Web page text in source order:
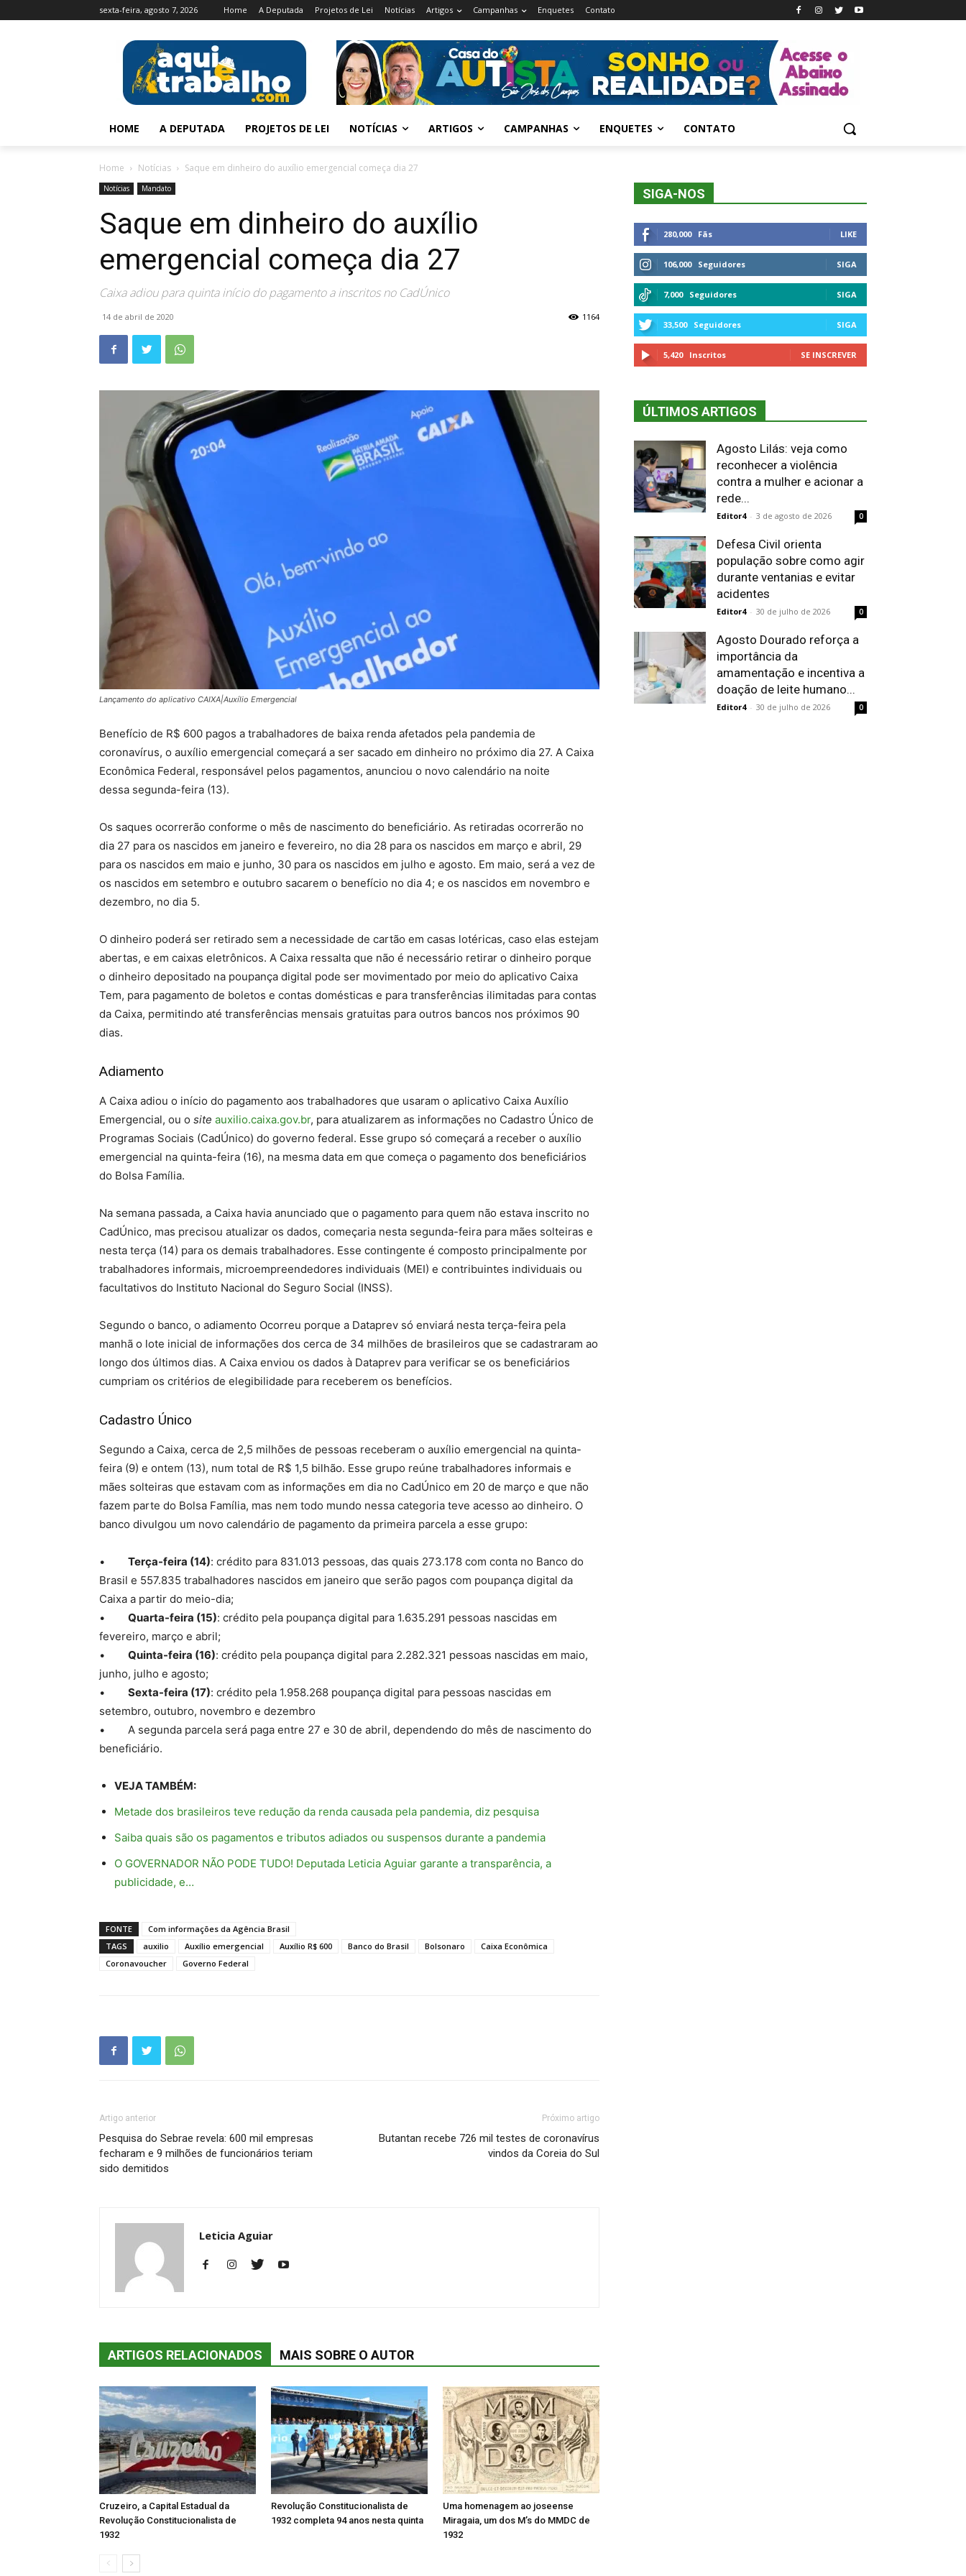
sexta-feira, agosto 7, 2026 Home A Deputada Projetos de Lei Notícias Artigos Campanhas Enquetes Contato
HOME A DEPUTADA PROJETOS DE LEI NOTÍCIAS ARTIGOS CAMPANHAS ENQUETES CONTATO
Home Notícias Saque em dinheiro do auxílio emergencial começa dia 27
Notícias Mandato
Saque em dinheiro do auxílio
emergencial começa dia 27
Caixa adiou para quinta início do pagamento a inscritos no CadÚnico
14 de abril de 2020 1164
Lançamento do aplicativo CAIXA|Auxílio Emergencial
Benefício de R$ 600 pagos a trabalhadores de baixa renda afetados pela pandemia de
coronavírus, o auxílio emergencial começará a ser sacado em dinheiro no próximo dia 27. A Caixa
Econômica Federal, responsável pelos pagamentos, anunciou o novo calendário na noite
dessa segunda-feira (13).
Os saques ocorrerão conforme o mês de nascimento do beneficiário. As retiradas ocorrerão no
dia 27 para os nascidos em janeiro e fevereiro, no dia 28 para os nascidos em março e abril, 29
para os nascidos em maio e junho, 30 para os nascidos em julho e agosto. Em maio, será a vez de
os nascidos em setembro e outubro sacarem o benefício no dia 4; e os nascidos em novembro e
dezembro, no dia 5.
O dinheiro poderá ser retirado sem a necessidade de cartão em casas lotéricas, caso elas estejam
abertas, e em caixas eletrônicos. A Caixa ressalta que não é necessário retirar o dinheiro porque
o dinheiro depositado na poupança digital pode ser movimentado por meio do aplicativo Caixa
Tem, para pagamento de boletos e contas domésticas e para transferências ilimitadas para contas
da Caixa, permitindo até transferências mensais gratuitas para outros bancos nos próximos 90
dias.
Adiamento
A Caixa adiou o início do pagamento aos trabalhadores que usaram o aplicativo Caixa Auxílio
Emergencial, ou o site auxilio.caixa.gov.br, para atualizarem as informações no Cadastro Único de
Programas Sociais (CadÚnico) do governo federal. Esse grupo só começará a receber o auxílio
emergencial na quinta-feira (16), na mesma data em que começa o pagamento dos beneficiários
do Bolsa Família.
Na semana passada, a Caixa havia anunciado que o pagamento para quem não estava inscrito no
CadÚnico, mas precisou atualizar os dados, começaria nesta segunda-feira para mães solteiras e
nesta terça (14) para os demais trabalhadores. Esse contingente é composto principalmente por
trabalhadores informais, microempreendedores individuais (MEI) e contribuintes individuais ou
facultativos do Instituto Nacional do Seguro Social (INSS).
Segundo o banco, o adiamento Ocorreu porque a Dataprev só enviará nesta terça-feira pela
manhã o lote inicial de informações dos cerca de 34 milhões de brasileiros que se cadastraram ao
longo dos últimos dias. A Caixa enviou os dados à Dataprev para verificar se os beneficiários
cumpriam os critérios de elegibilidade para receberem os benefícios.
Cadastro Único
Segundo a Caixa, cerca de 2,5 milhões de pessoas receberam o auxílio emergencial na quinta-
feira (9) e ontem (13), num total de R$ 1,5 bilhão. Esse grupo reúne trabalhadores informais e
mães solteiras que estavam com as informações em dia no CadÚnico em 20 de março e que não
fazem parte do Bolsa Família, mas nem todo mundo nessa categoria teve acesso ao dinheiro. O
banco divulgou um novo calendário de pagamento da primeira parcela a esse grupo:
• Terça-feira (14): crédito para 831.013 pessoas, das quais 273.178 com conta no Banco do
Brasil e 557.835 trabalhadores nascidos em janeiro que serão pagos com poupança digital da
Caixa a partir do meio-dia;
• Quarta-feira (15): crédito pela poupança digital para 1.635.291 pessoas nascidas em
fevereiro, março e abril;
• Quinta-feira (16): crédito pela poupança digital para 2.282.321 pessoas nascidas em maio,
junho, julho e agosto;
• Sexta-feira (17): crédito pela 1.958.268 poupança digital para pessoas nascidas em
setembro, outubro, novembro e dezembro
• A segunda parcela será paga entre 27 e 30 de abril, dependendo do mês de nascimento do
beneficiário.
VEJA TAMBÉM:
Metade dos brasileiros teve redução da renda causada pela pandemia, diz pesquisa
Saiba quais são os pagamentos e tributos adiados ou suspensos durante a pandemia
O GOVERNADOR NÃO PODE TUDO! Deputada Leticia Aguiar garante a transparência, a
publicidade, e…
FONTE
Com informações da Agência Brasil
TAGS
auxilio Auxílio emergencial Auxílio R$ 600 Banco do Brasil Bolsonaro
Caixa Econômica
Coronavoucher
Governo Federal
Artigo anterior
Pesquisa do Sebrae revela: 600 mil empresas
fecharam e 9 milhões de funcionários teriam
sido demitidos
Próximo artigo
Butantan recebe 726 mil testes de coronavírus
vindos da Coreia do Sul
Leticia Aguiar
ARTIGOS RELACIONADOS MAIS SOBRE O AUTOR
Cruzeiro, a Capital Estadual da
Revolução Constitucionalista de
1932
Revolução Constitucionalista de
1932 completa 94 anos nesta quinta
Uma homenagem ao joseense
Miragaia, um dos M’s do MMDC de
1932
SIGA-NOS
280,000 Fãs LIKE
106,000 Seguidores SIGA
7,000 Seguidores SIGA
33,500 Seguidores SIGA
5,420 Inscritos SE INSCREVER
ÚLTIMOS ARTIGOS
Agosto Lilás: veja como
reconhecer a violência
contra a mulher e acionar a
rede...
Editor4 - 3 de agosto de 2026 0
Defesa Civil orienta
população sobre como agir
durante ventanias e evitar
acidentes
Editor4 - 30 de julho de 2026 0
Agosto Dourado reforça a
importância da
amamentação e incentiva a
doação de leite humano...
Editor4 - 30 de julho de 2026 0